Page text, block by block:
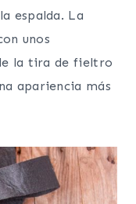
espalda. La
unos
la tira de fieltro
apariencia más